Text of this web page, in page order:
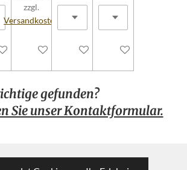
Warenkorb
zzgl.
Versandkosten
In den WarenkorbIn den WarenkorbIn den Warenkorb
richtige gefunden?
Sie unser Kontaktformular.